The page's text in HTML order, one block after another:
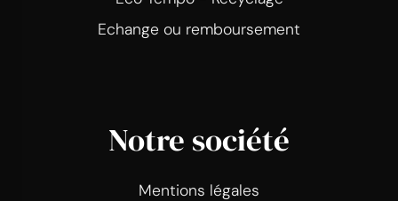
Echange ou remboursement
Notre société
Mentions légales